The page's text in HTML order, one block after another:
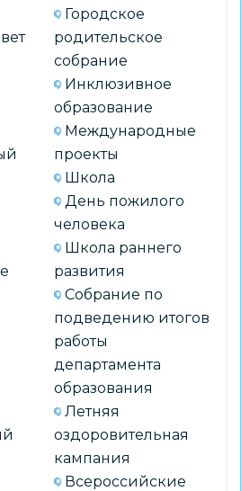
Городское
родительское
собрание
Инклюзивное
образование
Международные
проекты
Школа
День пожилого
человека
Школа раннего
развития
Собрание по
подведению итогов
работы
департамента
образования
Летняя
оздоровительная
кампания
Всероссийские